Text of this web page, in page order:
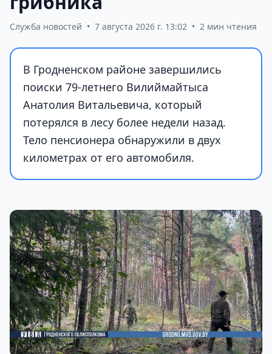
Служба новостей • 7 августа 2026 г. 13:02 • 2 мин чтения
В Гродненском районе завершились
поиски 79-летнего Вилиймайтыса
Анатолия Витальевича, который
потерялся в лесу более недели назад.
Тело пенсионера обнаружили в двух
километрах от его автомобиля.